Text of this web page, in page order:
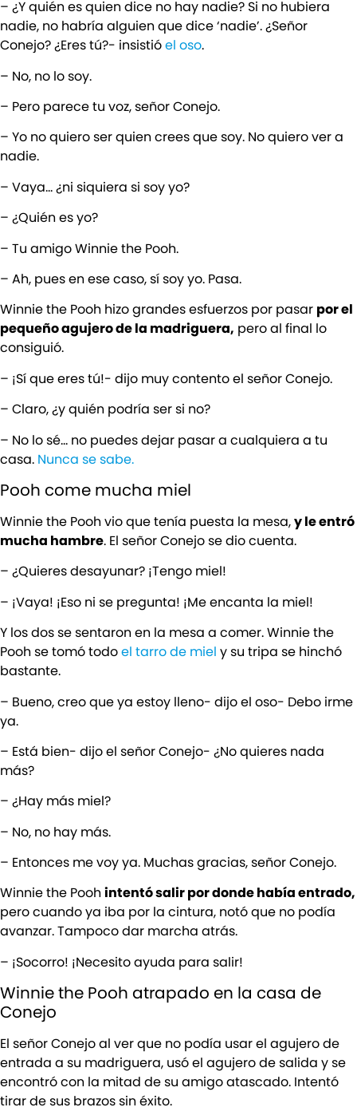
– ¿Y quién es quien dice no hay nadie? Si no hubiera
nadie, no habría alguien que dice ‘nadie’. ¿Señor
Conejo? ¿Eres tú?- insistióel oso.
– No, no lo soy.
– Pero parece tu voz, señor Conejo.
– Yo no quiero ser quien crees que soy. No quiero ver a
nadie.
– Vaya… ¿ni siquiera si soy yo?
– ¿Quién es yo?
– Tu amigo Winnie the Pooh.
– Ah, pues en ese caso, sí soy yo. Pasa.
Winnie the Pooh hizo grandes esfuerzos por pasar por el
pequeño agujero de la madriguera, pero al final lo
consiguió.
– ¡Sí que eres tú!- dijo muy contento el señor Conejo.
– Claro, ¿y quién podría ser si no?
– No lo sé… no puedes dejar pasar a cualquiera a tu
casa. Nunca se sabe.
Pooh come mucha miel
Winnie the Pooh vio que tenía puesta la mesa,y le entró
mucha hambre. El señor Conejo se dio cuenta.
– ¿Quieres desayunar? ¡Tengo miel!
– ¡Vaya! ¡Eso ni se pregunta! ¡Me encanta la miel!
Y los dos se sentaron en la mesa a comer. Winnie the
Pooh se tomó todoel tarro de miel y su tripa se hinchó
bastante.
– Bueno, creo que ya estoy lleno- dijo el oso- Debo irme
ya.
– Está bien- dijo el señor Conejo- ¿No quieres nada
más?
– ¿Hay más miel?
– No, no hay más.
– Entonces me voy ya. Muchas gracias, señor Conejo.
Winnie the Poohintentó salir por donde había entrado,
pero cuando ya iba por la cintura, notó que no podía
avanzar. Tampoco dar marcha atrás.
– ¡Socorro! ¡Necesito ayuda para salir!
Winnie the Pooh atrapado en la casa de
Conejo
El señor Conejo al ver que no podía usar el agujero de
entrada a su madriguera, usó el agujero de salida y se
encontró con la mitad de su amigo atascado. Intentó
tirar de sus brazos sin éxito.